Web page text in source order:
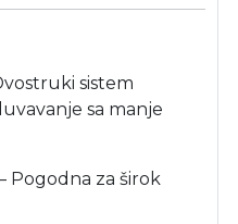
sistem
sa manje
Pogodna za širok